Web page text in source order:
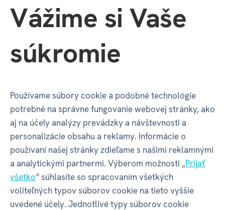
€ 7,99 € 7,19 € 8,99 € 8,09
Luxusné stredné
vonné sviečky Heart
& Home 110g
Plyšové hračky -
Kvetináče
Vážime si Vaše
súkromie
Používame súbory cookie a podobné technológie
potrebné na správne fungovanie webovej stránky, ako
aj na účely analýzy prevádzky a návštevnosti a
personalizácie obsahu a reklamy. Informácie o
používaní našej stránky zdieľame s našimi reklamnými
a analytickými partnermi. Výberom možnosti „Prijať
všetko“ súhlasíte so spracovaním všetkých
voliteľných typov súborov cookie na tieto vyššie
uvedené účely. Jednotlivé typy súborov cookie